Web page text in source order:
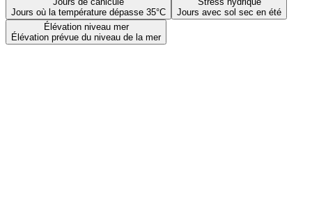
Jours où la température dépasse 35°C
Jours avec sol sec en été
Élévation niveau mer
Élévation prévue du niveau de la mer